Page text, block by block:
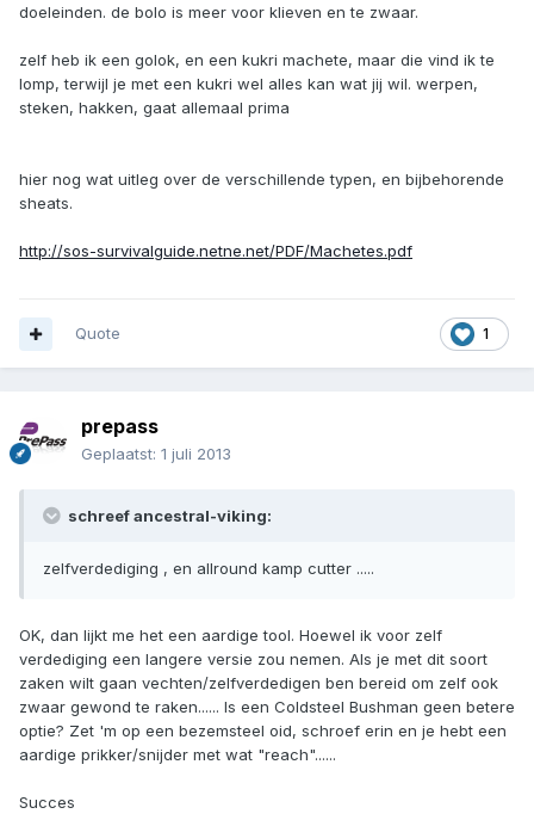
doeleinden. de bolo is meer voor klieven en te zwaar.
zelf heb ik een golok, en een kukri machete, maar die vind ik te
lomp, terwijl je met een kukri wel alles kan wat jij wil. werpen,
steken, hakken, gaat allemaal prima
hier nog wat uitleg over de verschillende typen, en bijbehorende
sheats.
http://sos-survivalguide.netne.net/PDF/Machetes.pdf
1
Quote
prepass
Geplaatst: 1 juli 2013
schreef ancestral-viking:
zelfverdediging , en allround kamp cutter .....
OK, dan lijkt me het een aardige tool. Hoewel ik voor zelf
verdediging een langere versie zou nemen. Als je met dit soort
zaken wilt gaan vechten/zelfverdedigen ben bereid om zelf ook
zwaar gewond te raken...... Is een Coldsteel Bushman geen betere
optie? Zet 'm op een bezemsteel oid, schroef erin en je hebt een
aardige prikker/snijder met wat "reach"......
Succes